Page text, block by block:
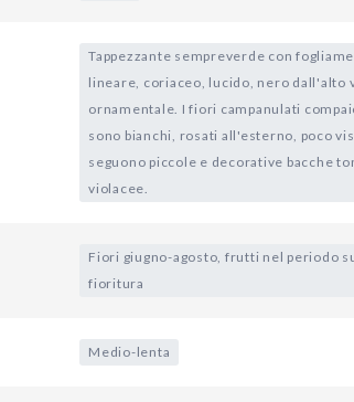
Tappezzante sempreverde con
lineare, coriaceo, lucido, nero dall'alto
ornamentale. I fiori campanulati
sono bianchi, rosati all'esterno, poco
seguono piccole e decorative bacche
violacee.
Fiori giugno-agosto, frutti nel periodo
fioritura
Medio-lenta